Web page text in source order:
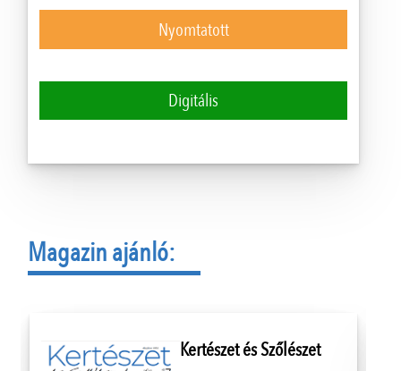
Nyomtatott
Digitális
Magazin ajánló:
Kertészet és Szőlészet